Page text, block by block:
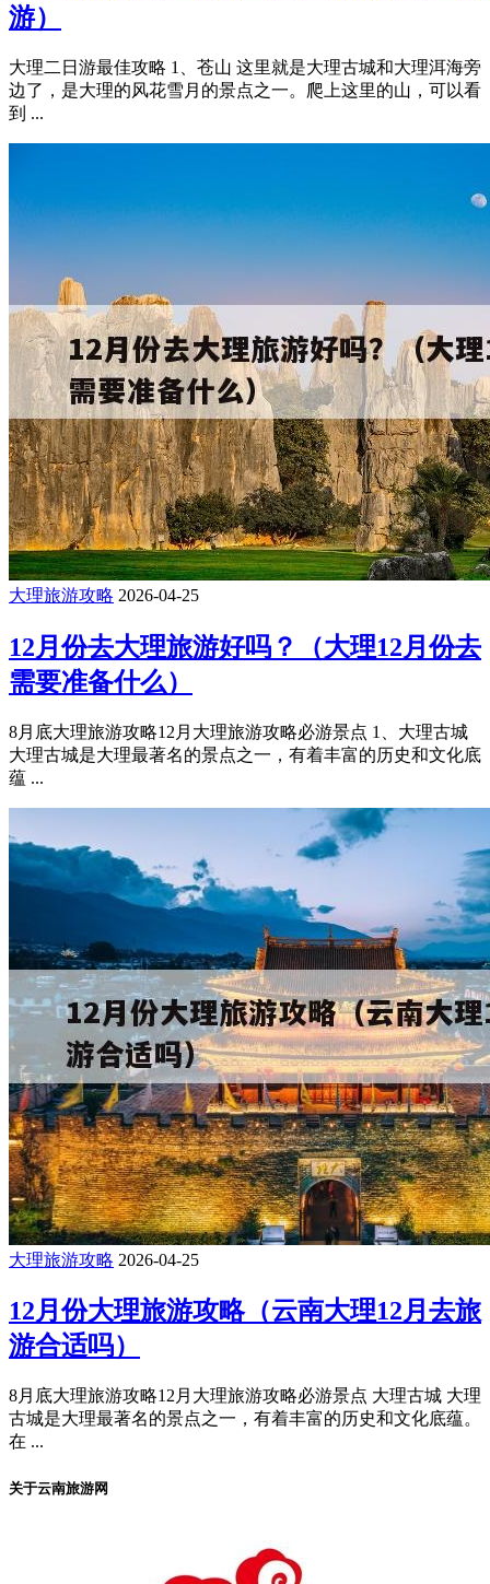
游）
大理二日游最佳攻略 1、苍山 这里就是大理古城和大理洱海旁
边了，是大理的风花雪月的景点之一。爬上这里的山，可以看
到 ...
大理旅游攻略 2026-04-25
12月份去大理旅游好吗？（大理12月份去
需要准备什么）
8月底大理旅游攻略12月大理旅游攻略必游景点 1、大理古城
大理古城是大理最著名的景点之一，有着丰富的历史和文化底
蕴 ...
大理旅游攻略 2026-04-25
12月份大理旅游攻略（云南大理12月去旅
游合适吗）
8月底大理旅游攻略12月大理旅游攻略必游景点 大理古城 大理
古城是大理最著名的景点之一，有着丰富的历史和文化底蕴。
在 ...
关于云南旅游网